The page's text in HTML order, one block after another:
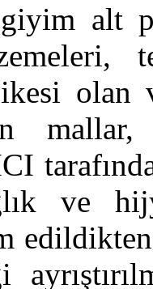
alt
olan
mallar,
ve